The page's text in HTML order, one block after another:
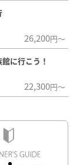
26,200円～
に行こう！
22,300円～